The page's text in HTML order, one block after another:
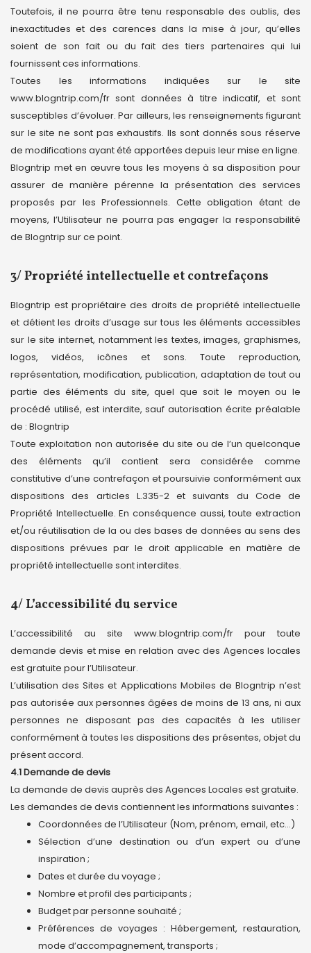
Toutefois, il ne pourra être tenu responsable des oublis, des
inexactitudes et des carences dans la mise à jour, qu’elles
soient de son fait ou du fait des tiers partenaires qui lui
fournissent ces informations.
Toutes les informations indiquées sur le site
www.blogntrip.com/fr sont données à titre indicatif, et sont
susceptibles d’évoluer. Par ailleurs, les renseignements figurant
sur le site ne sont pas exhaustifs. Ils sont donnés sous réserve
de modifications ayant été apportées depuis leur mise en ligne.
Blogntrip met en œuvre tous les moyens à sa disposition pour
assurer de manière pérenne la présentation des services
proposés par les Professionnels. Cette obligation étant de
moyens, l’Utilisateur ne pourra pas engager la responsabilité
de Blogntrip sur ce point.
3/ Propriété intellectuelle et contrefaçons
Blogntrip est propriétaire des droits de propriété intellectuelle
et détient les droits d’usage sur tous les éléments accessibles
sur le site internet, notamment les textes, images, graphismes,
logos, vidéos, icônes et sons. Toute reproduction,
représentation, modification, publication, adaptation de tout ou
partie des éléments du site, quel que soit le moyen ou le
procédé utilisé, est interdite, sauf autorisation écrite préalable
de : Blogntrip
Toute exploitation non autorisée du site ou de l’un quelconque
des éléments qu’il contient sera considérée comme
constitutive d’une contrefaçon et poursuivie conformément aux
dispositions des articles L.335-2 et suivants du Code de
Propriété Intellectuelle. En conséquence aussi, toute extraction
et/ou réutilisation de la ou des bases de données au sens des
dispositions prévues par le droit applicable en matière de
propriété intellectuelle sont interdites.
4/ L’accessibilité du service
L’accessibilité au site www.blogntrip.com/fr pour toute
demande devis et mise en relation avec des Agences locales
est gratuite pour l’Utilisateur.
L’utilisation des Sites et Applications Mobiles de Blogntrip n’est
pas autorisée aux personnes âgées de moins de 13 ans, ni aux
personnes ne disposant pas des capacités à les utiliser
conformément à toutes les dispositions des présentes, objet du
présent accord.
4.1 Demande de devis
La demande de devis auprès des Agences Locales est gratuite.
Les demandes de devis contiennent les informations suivantes :
Coordonnées de l’Utilisateur (Nom, prénom, email, etc…)
Sélection d’une destination ou d’un expert ou d’une
inspiration ;
Dates et durée du voyage ;
Nombre et profil des participants ;
Budget par personne souhaité ;
Préférences de voyages : Hébergement, restauration,
mode d’accompagnement, transports ;